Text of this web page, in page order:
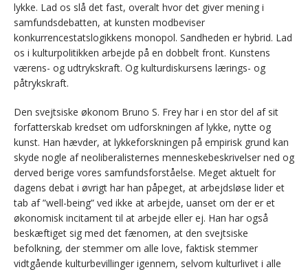
lykke. Lad os slå det fast, overalt hvor det giver mening i
samfundsdebatten, at kunsten modbeviser
konkurrencestatslogikkens monopol. Sandheden er hybrid. Lad
os i kulturpolitikken arbejde på en dobbelt front. Kunstens
værens- og udtrykskraft. Og kulturdiskursens lærings- og
påtrykskraft.
Den svejtsiske økonom Bruno S. Frey har i en stor del af sit
forfatterskab kredset om udforskningen af lykke, nytte og
kunst. Han hævder, at lykkeforskningen på empirisk grund kan
skyde nogle af neoliberalisternes menneskebeskrivelser ned og
derved berige vores samfundsforståelse. Meget aktuelt for
dagens debat i øvrigt har han påpeget, at arbejdsløse lider et
tab af ”well-being” ved ikke at arbejde, uanset om der er et
økonomisk incitament til at arbejde eller ej. Han har også
beskæftiget sig med det fænomen, at den svejtsiske
befolkning, der stemmer om alle love, faktisk stemmer
vidtgående kulturbevillinger igennem, selvom kulturlivet i alle